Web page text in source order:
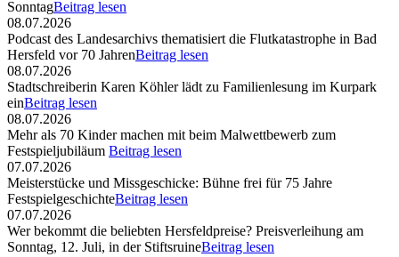
SonntagBeitrag lesen
08.07.2026
Podcast des Landesarchivs thematisiert die Flutkatastrophe in Bad
Hersfeld vor 70 JahrenBeitrag lesen
08.07.2026
Stadtschreiberin Karen Köhler lädt zu Familienlesung im Kurpark
einBeitrag lesen
08.07.2026
Mehr als 70 Kinder machen mit beim Malwettbewerb zum
Festspieljubiläum Beitrag lesen
07.07.2026
Meisterstücke und Missgeschicke: Bühne frei für 75 Jahre
FestspielgeschichteBeitrag lesen
07.07.2026
Wer bekommt die beliebten Hersfeldpreise? Preisverleihung am
Sonntag, 12. Juli, in der StiftsruineBeitrag lesen